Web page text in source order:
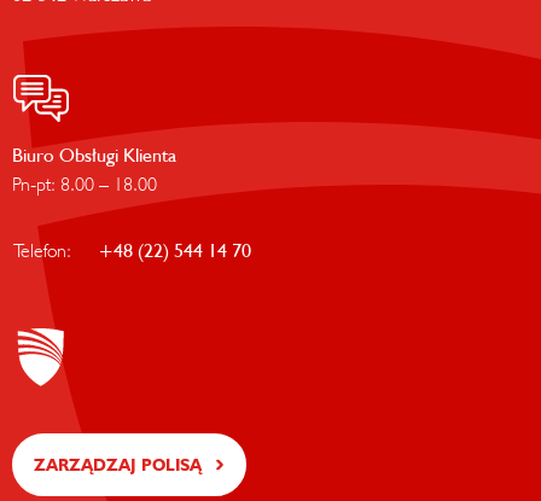
Biuro Obsługi Klienta
Pn-pt: 8.00 – 18.00
Telefon: +48 (22) 544 14 70
ZARZĄDZAJ POLISĄ